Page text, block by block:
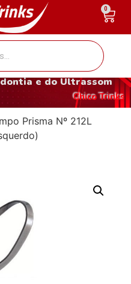
mundo da
e do Ultrassom
Chico Trinks
Prisma Nº 212L
0